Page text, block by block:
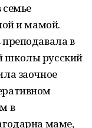
семье
и мамой.
в
школы русский
заочное
в
маме,